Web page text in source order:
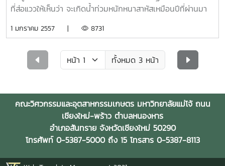
และบรรยากาศของการท่องเที่ยวเท่านั้น แต่กำลังทำลายสุขภาพ
ของทุกคนที่ต้องเผชิญโดยไม่อาจหลีกเลี่ยงได้ปัญหาหมอกควัน
กำลังบั่นทอนความน่าอยู่ของเมืองเชียงใหม่ลงไปอย่างน่าเสียดาย
(ขนาดคนที่เคยอยู่เชียงใหม่มานานนับสิบปียังอยากย้ายหนีไปที่อื่น
เลย) แม้ปัญหาจะเกิดในช่วงเวลาสั้นๆ (ราว80-100 วัน) แต่ก็เป็น
เหตุการณ์ที่เกิดขึ้นประจำแทบทุกปี ปัญหานี้ทำให้ความน่าอยู่ของ
ต่อไปในทุกระดับ และที่สำคัญ นายกรัฐมนตรีก็เป็นคนเชียงใหม่
โดยกำเนิดน่าจะช่วยทำอะไรให้ชาวเชียงใหม่ได้มากกว่านี้ผศ.สุพจน์
เอี้ยงกุญชรคณะวิศวกรรมและอุตสาหกรรมเกษตร มหาวิทยาลัย
แม่โจ้ที่มา :ภาพและเนื้อหาจาก (แนวหน้า ) 30 มี.ค 2556
อย่างไม่ต้องสงสัยทั้งหมดที่กล่าวมายังไม่รวมถึงภาวะเงินเฟ้อที่
นโยบายอื่นๆที่รัฐบาลกำลังดำเนินการอยู่ เช่น ค่าจ้างขั้นต่ำ ๓๐๐
บาท เงินเดือนปริญญาตรี ๑๕,๐๐๐ บาท และนโยบายประชานิยม
อื่นๆอีกหลายนโยบาย ที่ล้วนมีส่วนกดดันให้ภาระค่าครองชีพสูงขึ้น
ไปอีกการที่ประเทศไทยมีนายกรัฐมนตรีหญิงเป็นครั้งแรกนับเป็น
จะไม่สามารถกำหนดนโยบายใหม่ๆ หรือดำเนินนโยบายอะไร ที่ก่อ
ให้เกิดสัมฤทธิผลต่อประชาชนและประเทศชาติได้มากไปกว่า
นโยบายบ้านหลังแรกและรถยนต์คันแรก เพราะถ้าเป็นเช่นนั้น แม้
ไม่มีใครคิดขอให้ ฯพณฯ เป็นนายกรัฐมนตรีหญิงคนแรกและคน
นายกรัฐมนตรีหญิงคนแรกเพียงแค่สมัยแรกและสมัยสุดท้ายเถอะ
ประเทศไทย ที่ระดับความลึก 0-300 เมตร พบว่า มีความแตก
เป็นที่เบาใจได้ว่า เอลนีโญจะไม่เกิดขึ้นในช่วงฤดูแล้งนี้ และ
ที่สำคัญยังปรากฏว่ามีฝนตกประปรายในพื้นที่ภาคเหนือในช่วง
ปลายเดือน มกราคมด้วย ซึ่งช่วยลดปริมาณหมอกควันที่เริ่มมี
บ้างแล้วลงไปได้เป็นอันมาก แต่ถึงกระนั้น มลพิษจากหมอกควัน
ได้ในขณะนี้ ดังนั้น หน่วยงานของภาครัฐและองค์กรปกครองส่วน
ท้องถิ่นจะต้องเข้มงวดกวดขันกันต่อไป จนกว่าจะพ้น 80 วัน
อันตรายนี้ไปให้ได้ ในช่วงหลายปีมานี้ มีข้อที่น่า
ห่วงใยอีกประการหนึ่งคือ มีโรงงานผลิตอาหารสัตว์ไปตั้งฐานการ
เกษตรกรปลูกข้าวโพดเลี้ยงสัตว์กันมากขึ้น เพราะข้าวโพดเป็น
รถยนต์คันแรก แต่โอกาสและสถานการณ์ตรงหน้ากระตุ้นให้ต้อง
สินและปัญหาจิปาถะ ดังนี้ประการแรก ค่าเบี้ยประกันภัยรถยนต์
งวดที่ผู้ซื้อต้องจ่ายแล้ว ผู้บริโภคหลายคนคงไม่เคยรู้มาก่อนว่า
การเช่าซื้อผ่อนรถยนต์ (ซื้อรถเงินผ่อน)นั้น จะต้องทำประกันภัย
สำหรับรถยนต์ราคา 5-6 แสน (ขนาดไม่เกิน 1,500 ซีซี) หากผู้ซื้อ
ไม่ได้คิดเรื่องนี้ไว้ แค่เดือนแรกก็ชักหน้าไม่ถึงหลังแล้ว เพราะผู้ซื้อ
ระดับนี้มักมีรายได้ไม่มากนักรายจ่ายที่เพิ่มขึ้นจากปกติแค่ หลัก
พันก็อาจเป็นปัญหาแล้ว ดังนั้นรายจ่ายหลักหมื่นย่อมเป็นปัญหา
อย่างแน่นอน เมื่อเดือนแรกเริ่มเป็นปัญหา แล้วเดือนต่อไปปีต่อไป
ประการที่สอง ค่าใช้จ่ายที่เพิ่มขึ้นจากการใช้รถยนต์ คนที่ไม่เคยมี
อิทธิพลต่อเอเชียตะวันออกเฉียงใต้ และประเทศไทยหมดทั้ง 30
และจะเข้าถึงประเทศไทยโดยเฉลี่ยเพียง 1-3 ลูกเท่านั้น จากสถิติ
มาถึงประเทศไทยได้มากที่สุดในปี พ.ศ. 2507และ 2508 ก็แค่ปีละ
9 ลูก หลายคนที่ไม่เคยรู้เรื่องเหล่านี้มาก่อนต่างก็ตกอกตกใจกัน
24 ชื่อ Bopha ได้ก่อตัวขึ้นแล้ว และก็มีโอกาสที่จะเข้าถึง
ประเทศไทยได้เป็นลูกที่ 2 ด้วยเป็นการส่งท้ายฤดูมรสุมปีนี้ซึ่งถ้า
พายุลูกนี้เข้ามาได้ในช่วงเวลานี้ (กลางเดือนธันวาคม) ย่อมสร้าง
ความเสียหายได้มากกว่าช่วงเวลาอื่น เพราะจะมีโอกาสเข้าทางอ่าว
ไทยเหมือนพายุเกย์ แฮเรียส และลินดา ที่เคยสร้างความเสียหาย
ที่ส่อแววให้เห็นว่า จะเกิดน้ำท่วมหนักหนาสาหัสเหมือนปีที่ผ่านมา
และขนาดกลาง ล้วนมีปริมาณต่ำกว่าปีที่แล้วมาทั้งสิ้น ซ้ำช่วง
PDF มหาอุทกภัยในปี พ.ศ.2554 ทำให้ตลอดปี พ.ศ.2555
คนในสังคมจึงพูดกันแต่เรื่อง น้ำท่วมๆ ทั้งๆ ที่ยังไม่ปรากฏสถาน
ปีที่ผ่านมา ทั้งปริมาณฝนและปริมาณน้ำในอ่างเก็บน้ำของเขื่อน
ขนาดใหญ่และขนาดกลาง ล้วนมีปริมาณต่ำกว่าปีที่แล้วมาทั้งสิ้น
ซ้ำช่วงเดือนกรกฎาคมและสิงหาคมที่ผ่านมา ยังปรากฏฝนทิ้งช่วง
ในหลายพื้นที่อีกด้วย ส่วนพื้นที่ที่ถูกน้ำท่วมอยู่ในขณะนี้ ส่วนใหญ่
ก็เป็นเหตุการณ์ปกติของทุกๆ ปีอยู่แล้ว โดยเฉพาะพื้นที่ตอนล่าง
1 มกราคม 2557 | 8731
ทั้งหมด 3 หน้า
คณะวิศวกรรมและอุตสาหกรรมเกษตร มหาวิทยาลัยแม่โจ้ ถนน
เชียงใหม่-พร้าว ตำบลหนองหาร
อำเภอสันทราย จังหวัดเชียงใหม่ 50290
โทรศัพท์ 0-5387-5000 ถึง 15 โทรสาร 0-5387-8113